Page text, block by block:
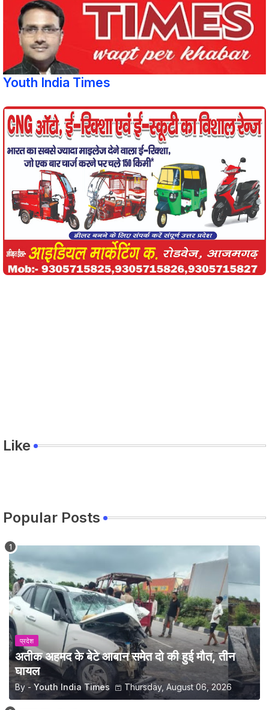
Youth India Times
Like
Popular Posts
प्रदेश
अतीक अहमद के बेटे आबान समेत दो की हुई मौत, तीन
घायल
By - Youth India Times Thursday, August 06, 2026